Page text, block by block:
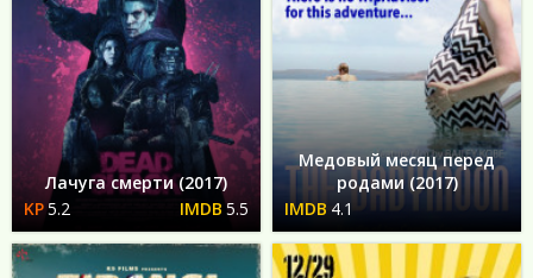
Лачуга смерти (2017)
5.2
5.5
Медовый месяц перед
родами (2017)
4.1